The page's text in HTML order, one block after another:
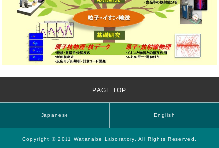
PAGE TOP
Japanese English
Copyright © 2011 Watanabe Laboratory. All Rights Reserved.